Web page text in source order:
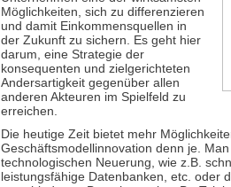
Möglichkeiten, sich zu differenzieren
und damit Einkommensquellen in
der Zukunft zu sichern. Es geht hier
darum, eine Strategie der
konsequenten und zielgerichteten
Andersartigkeit gegenüber allen
anderen Akteuren im Spielfeld zu
erreichen.
Die heutige Zeit bietet mehr
Geschäftsmodellinnovation denn je.
technologischen Neuerung, wie z.B.
leistungsfähige Datenbanken, etc. oder